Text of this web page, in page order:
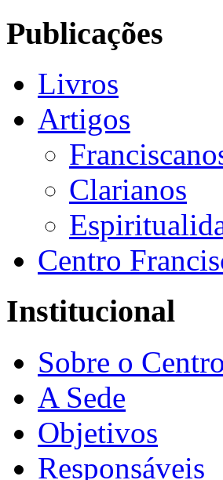
Publicações
Livros
Artigos
Clarianos
Centro
Institucional
Sobre o Centro
A Sede
Objetivos
Responsáveis